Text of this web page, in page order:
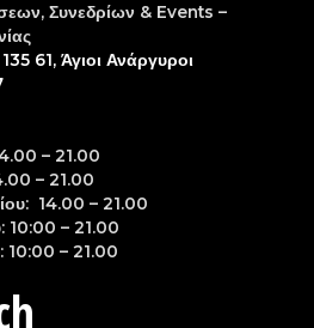
Συνεδρίων & Events –
61, Άγιοι Ανάργυροι
– 21.00
– 21.00
14.00 – 21.00
10:00 – 21.00
10:00 – 21.00